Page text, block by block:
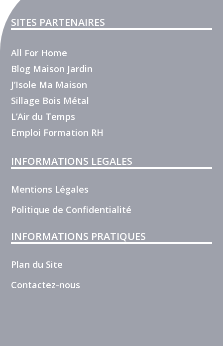
SITES PARTENAIRES
All For Home
Blog Maison Jardin
J’Isole Ma Maison
Sillage Bois Métal
L’Air du Temps
Emploi Formation RH
INFORMATIONS LEGALES
Mentions Légales
Politique de Confidentialité
INFORMATIONS PRATIQUES
Plan du Site
Contactez-nous